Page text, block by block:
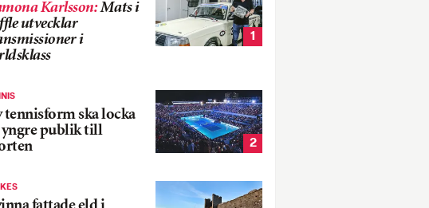
Karlsson:Mats i
utvecklar
i
1
tennisform ska locka
yngre publik till
2